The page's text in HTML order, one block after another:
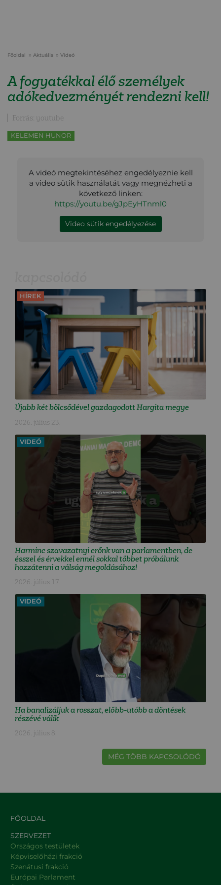
Főoldal Aktuális Videó
A fogyatékkal élő személyek
adókedvezményét rendezni kell!
Forrás: youtube
KELEMEN HUNOR
A videó megtekintéséhez engedélyeznie kell
a video sütik használatát vagy megnézheti a
következő linken:
https://youtu.be/gJpEyHTnml0
Video sütik engedélyezése
HÍREK
Újabb két bölcsődével gazdagodott Hargita megye
2026. július 23.
VIDEÓ
Harminc szavazatnyi erőnk van a parlamentben, de
ésszel és érvekkel ennél sokkal többet próbálunk
hozzátenni a válság megoldásához!
2026. július 17.
VIDEÓ
Ha banalizáljuk a rosszat, előbb-utóbb a döntések
részévé válik
2026. július 8.
MÉG TÖBB KAPCSOLÓDÓ
FŐOLDAL
SZERVEZET
Országos testületek
Képviselőházi frakció
Szenátusi frakció
Európai Parlament